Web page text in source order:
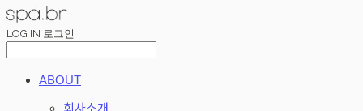
LOG IN 로그인
ABOUT
회사소개